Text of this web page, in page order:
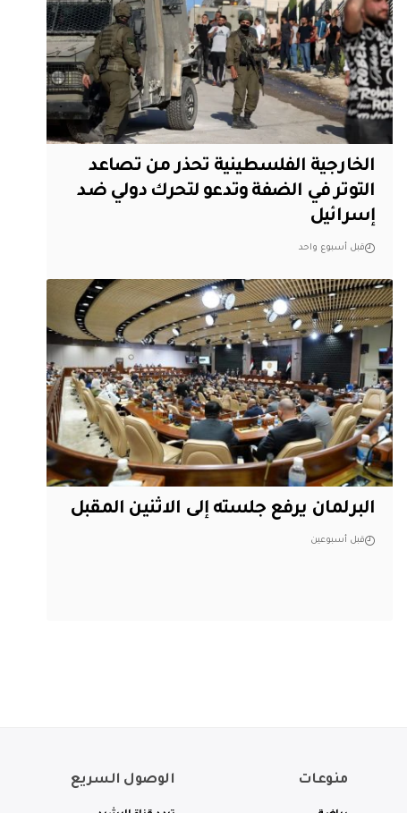
الخارجية الفلسطينية تحذر من تصاعد
التوتر في الضفة وتدعو لتحرك دولي ضد
إسرائيل
قبل أسبوع واحد
البرلمان يرفع جلسته إلى الاثنين المقبل
قبل أسبوعين
منوعات الوصول السريع